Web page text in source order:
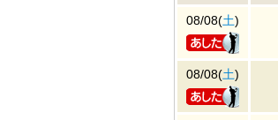
08/08(土)
08/08(土)